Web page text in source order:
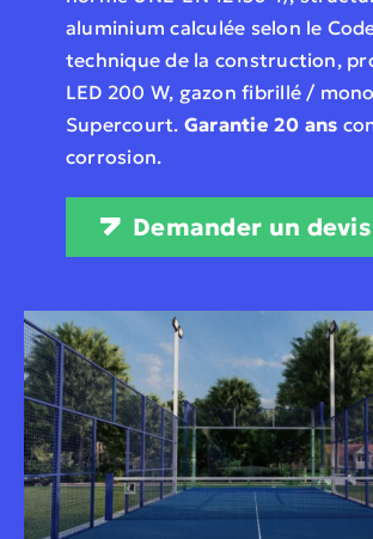
aluminium calculée selon le
technique de la construction,
LED 200 W, gazon fibrillé /
Supercourt. Garantie 20 ans
corrosion.
Demander un devis